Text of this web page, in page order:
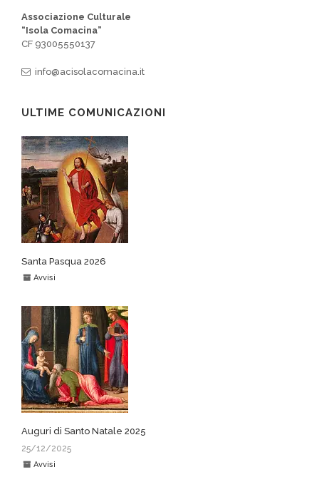
Associazione Culturale
“Isola Comacina”
CF 93005550137
info@acisolacomacina.it
ULTIME COMUNICAZIONI
Santa Pasqua 2026
Avvisi
Auguri di Santo Natale 2025
25/12/2025
Avvisi